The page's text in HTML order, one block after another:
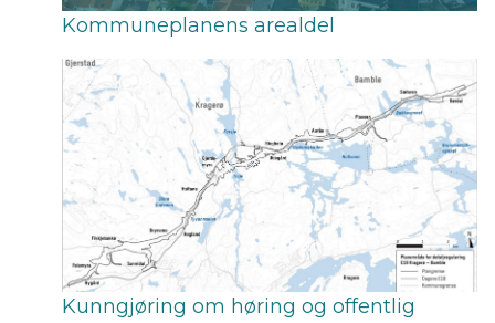
Kommuneplanens arealdel
Kunngjøring om høring og offentlig